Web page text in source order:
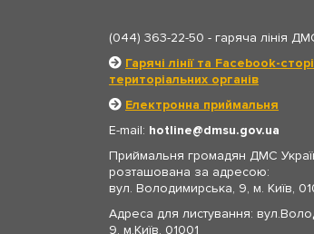
(044) 363-22-50 - гаряча лінія
Гарячі лінії та Facebook-
територіальних органів
Електронна приймальня
E-mail: hotline
dmsu.gov.ua
Приймальня громадян ДМС
розташована за адресою:
вул. Володимирська, 9, м. Київ,
Адреса для листування:
9, м.Київ, 01001